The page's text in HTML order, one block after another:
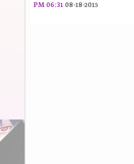
08-18-2015
06:31 PM